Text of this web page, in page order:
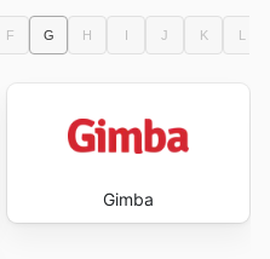
F G H I J K L
Gimba